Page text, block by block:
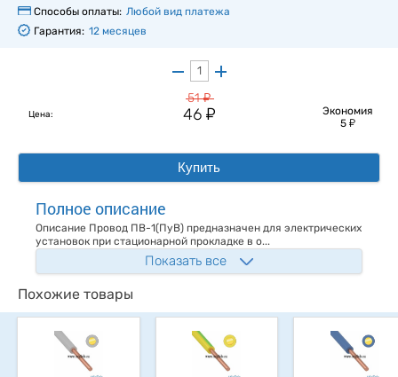
Способы оплаты: Любой вид платежа
Гарантия: 12 месяцев
Цена:
51у
46 у
Экономия
5 у
Купить
Полное описание
Описание Провод ПВ-1(ПуВ) предназначен для электрических
установок при стационарной прокладке в о...
Показать все
Похожие товары